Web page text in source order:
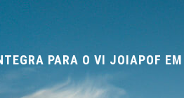
PARA O VI JOIAPOF